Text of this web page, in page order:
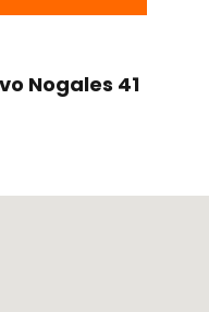
Nogales 41